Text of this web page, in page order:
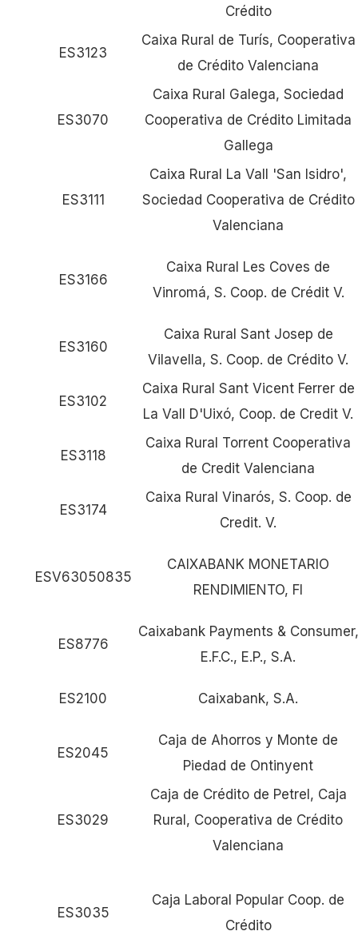
Crédito
ES3123
Caixa Rural de Turís, Cooperativa
de Crédito Valenciana
ES3070
Caixa Rural Galega, Sociedad
Cooperativa de Crédito Limitada
Gallega
ES3111
Caixa Rural La Vall 'San Isidro',
Sociedad Cooperativa de Crédito
Valenciana
ES3166
Caixa Rural Les Coves de
Vinromá, S. Coop. de Crédit V.
ES3160
Caixa Rural Sant Josep de
Vilavella, S. Coop. de Crédito V.
ES3102
Caixa Rural Sant Vicent Ferrer de
La Vall D'Uixó, Coop. de Credit V.
ES3118
Caixa Rural Torrent Cooperativa
de Credit Valenciana
ES3174
Caixa Rural Vinarós, S. Coop. de
Credit. V.
ESV63050835
CAIXABANK MONETARIO
RENDIMIENTO, FI
ES8776
Caixabank Payments & Consumer,
E.F.C., E.P., S.A.
ES2100 Caixabank, S.A.
ES2045
Caja de Ahorros y Monte de
Piedad de Ontinyent
ES3029
Caja de Crédito de Petrel, Caja
Rural, Cooperativa de Crédito
Valenciana
ES3035
Caja Laboral Popular Coop. de
Crédito